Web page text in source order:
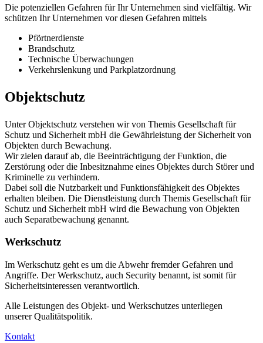
Die potenziellen Gefahren für Ihr Unternehmen sind vielfältig. Wir
schützen Ihr Unternehmen vor diesen Gefahren mittels
Pförtnerdienste
Brandschutz
Technische Überwachungen
Verkehrslenkung und Parkplatzordnung
Objektschutz
Unter Objektschutz verstehen wir von Themis Gesellschaft für
Schutz und Sicherheit mbH die Gewährleistung der Sicherheit von
Objekten durch Bewachung.
Wir zielen darauf ab, die Beeinträchtigung der Funktion, die
Zerstörung oder die Inbesitznahme eines Objektes durch Störer und
Kriminelle zu verhindern.
Dabei soll die Nutzbarkeit und Funktionsfähigkeit des Objektes
erhalten bleiben. Die Dienstleistung durch Themis Gesellschaft für
Schutz und Sicherheit mbH wird die Bewachung von Objekten
auch Separatbewachung genannt.
Werkschutz
Im Werkschutz geht es um die Abwehr fremder Gefahren und
Angriffe. Der Werkschutz, auch Security benannt, ist somit für
Sicherheitsinteressen verantwortlich.
Alle Leistungen des Objekt- und Werkschutzes unterliegen
unserer Qualitätspolitik.
Kontakt